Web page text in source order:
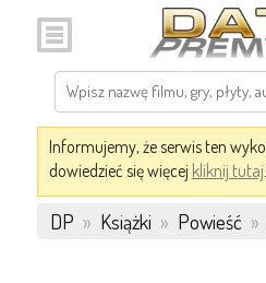
Informujemy, że serwis ten
dowiedzieć się więcej kliknij tutaj.
DP » Książki » Powieść »